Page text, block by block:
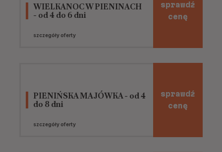
WIELKANOC W PIENINACH
- od 4 do 6 dni
szczegóły oferty
sprawdź
cenę
PIENIŃSKA MAJÓWKA - od 4
do 8 dni
szczegóły oferty
sprawdź
cenę